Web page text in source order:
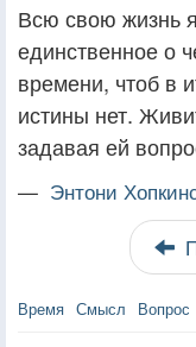
Всю свою жизнь
единственное о
времени, чтоб в
истины нет.
задавая ей
— Энтони
Время Смысл Вопрос